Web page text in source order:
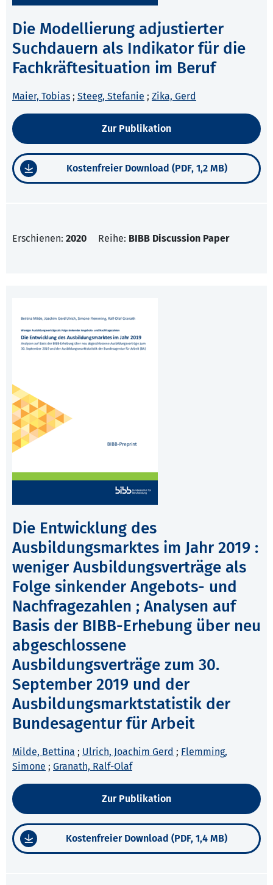
Die Modellierung adjustierter
Suchdauern als Indikator für die
Fachkräftesituation im Beruf
Maier, Tobias ; Steeg, Stefanie ; Zika, Gerd
Zur Publikation
Kostenfreier Download (PDF, 1,2 MB)
Erschienen: 2020 Reihe: BIBB Discussion Paper
Die Entwicklung des
Ausbildungsmarktes im Jahr 2019 :
weniger Ausbildungsverträge als
Folge sinkender Angebots- und
Nachfragezahlen ; Analysen auf
Basis der BIBB-Erhebung über neu
abgeschlossene
Ausbildungsverträge zum 30.
September 2019 und der
Ausbildungsmarktstatistik der
Bundesagentur für Arbeit
Milde, Bettina ; Ulrich, Joachim Gerd ; Flemming,
Simone ; Granath, Ralf-Olaf
Zur Publikation
Kostenfreier Download (PDF, 1,4 MB)